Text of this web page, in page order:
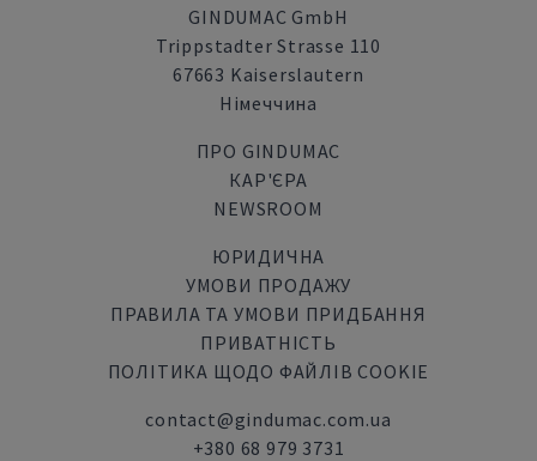
GINDUMAC GmbH
Trippstadter Strasse 110
67663 Kaiserslautern
Німеччина
ПРО GINDUMAC
КАР'ЄРА
NEWSROOM
ЮРИДИЧНА
УМОВИ ПРОДАЖУ
ПРАВИЛА ТА УМОВИ ПРИДБАННЯ
ПРИВАТНІСТЬ
ПОЛІТИКА ЩОДО ФАЙЛІВ COOKIE
contact@gindumac.com.ua
+380 68 979 3731